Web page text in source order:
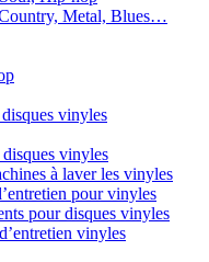
Metal, Blues…
vinyles
vinyles
à laver les vinyles
pour vinyles
pour disques vinyles
vinyles